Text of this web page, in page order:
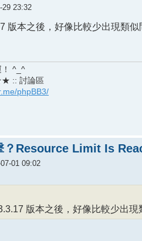
29 23:32
版本之後，好像比較少出現類似
！ ^_^
:: 討論區
phpBB3/
？Resource Limit Is
01 09:02
版本之後，好像比較少出現